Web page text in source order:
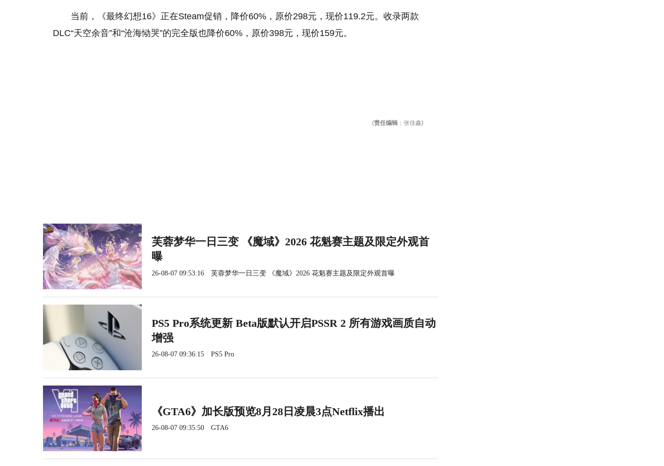
当前，《最终幻想16》正在Steam促销，降价60%，原价298元，现价119.2元。收录两款
DLC“天空余音”和“沧海恸哭”的完全版也降价60%，原价398元，现价159元。
(责任编辑 ：张佳鑫)
芙蓉梦华一日三变 《魔域》2026 花魁赛主题及限定外观首
曝
26-08-07 09:53:16 芙蓉梦华一日三变 《魔域》2026 花魁赛主题及限定外观首曝
PS5 Pro系统更新 Beta版默认开启PSSR 2 所有游戏画质自动
增强
26-08-07 09:36:15 PS5 Pro
《GTA6》加长版预览8月28日凌晨3点Netflix播出
26-08-07 09:35:50 GTA6